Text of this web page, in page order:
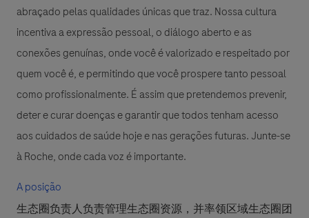
abraçado pelas qualidades únicas que traz. Nossa cultura
incentiva a expressão pessoal, o diálogo aberto e as
conexões genuínas, onde você é valorizado e respeitado por
quem você é, e permitindo que você prospere tanto pessoal
como profissionalmente. É assim que pretendemos prevenir,
deter e curar doenças e garantir que todos tenham acesso
aos cuidados de saúde hoje e nas gerações futuras. Junte-se
à Roche, onde cada voz é importante.
A posição
生态圈负责人负责管理生态圈资源，并率领区域生态圈团